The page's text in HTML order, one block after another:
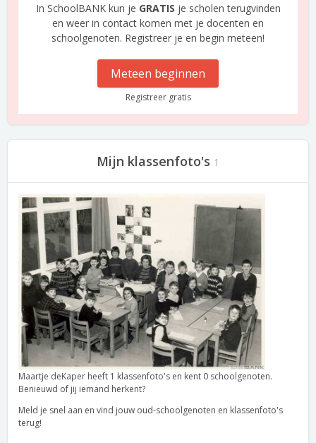
In SchoolBANK kun je GRATIS je scholen terugvinden
en weer in contact komen met je docenten en
schoolgenoten. Registreer je en begin meteen!
Meteen beginnen
Registreer gratis
Mijn klassenfoto's 1
Maartje deKaper heeft 1 klassenfoto's en kent 0 schoolgenoten.
Benieuwd of jij iemand herkent?
Meld je snel aan en vind jouw oud-schoolgenoten en klassenfoto's
terug!